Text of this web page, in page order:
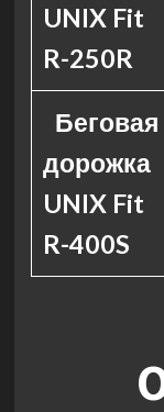
UNIX Fit
R-250R
Беговая
дорожка
UNIX Fit
R-400S